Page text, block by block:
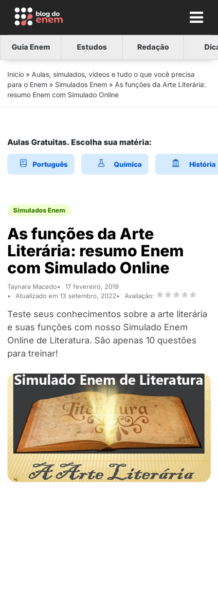
Guia Enem Estudos Redação
Início » Aulas, simulados, vídeos e tudo o que você precisa
para o Enem » Simulados Enem » As funções da Arte Literária:
resumo Enem com Simulado Online
Aulas Gratuitas. Escolha sua matéria:
Português Química História
Simulados Enem
As funções da Arte
Literária: resumo Enem
com Simulado Online
Taynara Macedo
17 fevereiro, 2019
Atualizado em 13 setembro, 2022
Avaliação:
Teste seus conhecimentos sobre a arte literária
e suas funções com nosso Simulado Enem
Online de Literatura. São apenas 10 questões
para treinar!